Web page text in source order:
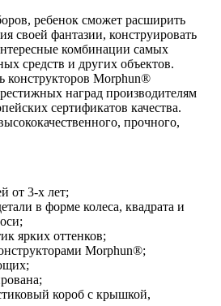
ребенок сможет расширить
своей фантазии, конструировать
комбинации самых
средств и других объектов.
конструкторов Morphun®
наград производителям
сертификатов качества.
прочного,
от 3-х лет;
в форме колеса, квадрата и
ярких оттенков;
Morphun®;
короб с крышкой,